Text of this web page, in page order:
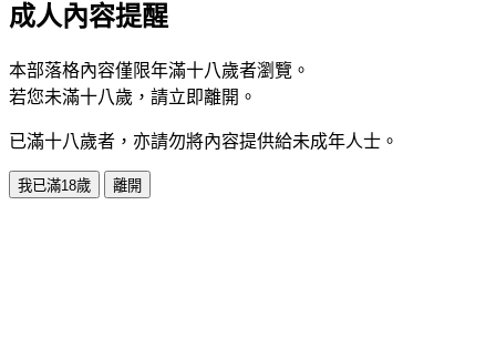
成人內容提醒
本部落格內容僅限年滿十八歲者瀏覽。
若您未滿十八歲，請立即離開。
已滿十八歲者，亦請勿將內容提供給未成年人士。
我已滿18歲 離開